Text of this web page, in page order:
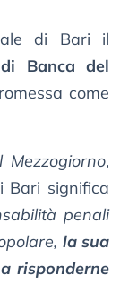
di Bari il
Banca del
come
Mezzogiorno,
Bari significa
penali
la sua
risponderne